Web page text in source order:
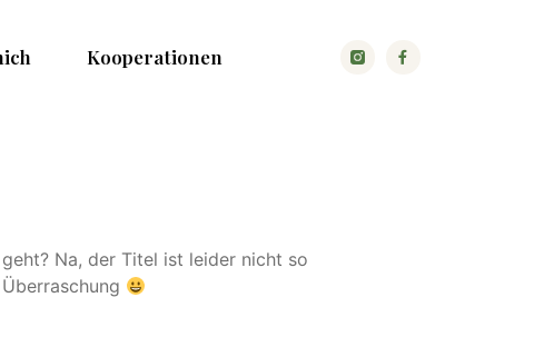
Kooperationen
Na, der Titel ist leider nicht so